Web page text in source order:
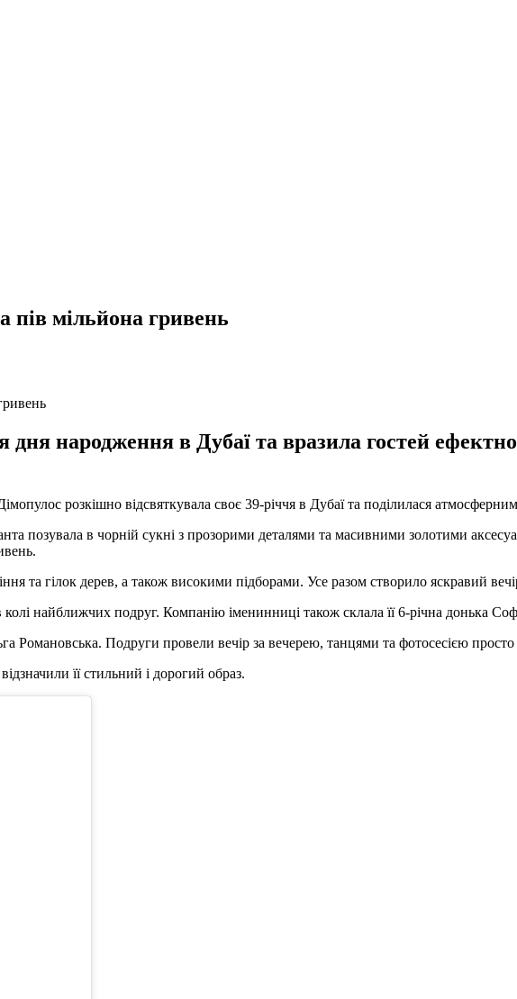
пів мільйона гривень
дня народження в Дубаї та вразила гостей
розкішно відсвяткувала своє 39-річчя в Дубаї та поділилася
позувала в чорній сукні з прозорими деталями та масивними золотими
та гілок дерев, а також високими підборами. Усе разом створило яскравий
колі найближчих подруг. Компанію іменинниці також склала її 6-річна донька
Подруги провели вечір за вечерею, танцями та фотосесією просто
її стильний і дорогий образ.